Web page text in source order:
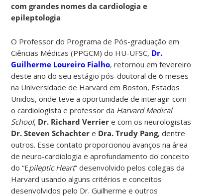
com grandes nomes da cardiologia e
epileptologia
O Professor do Programa de Pós-graduação em
Ciências Médicas (PPGCM) do HU-UFSC, Dr.
Guilherme Loureiro Fialho, retornou em fevereiro
deste ano do seu estágio pós-doutoral de 6 meses
na Universidade de Harvard em Boston, Estados
Unidos, onde teve a oportunidade de interagir com
o cardiologista e professor da Harvard Medical
School, Dr. Richard Verrier e com os neurologistas
Dr. Steven Schachter e Dra. Trudy Pang, dentre
outros. Esse contato proporcionou avanços na área
de neuro-cardiologia e aprofundamento do conceito
do “Epileptic Heart” desenvolvido pelos colegas da
Harvard usando alguns critérios e conceitos
desenvolvidos pelo Dr. Guilherme e outros